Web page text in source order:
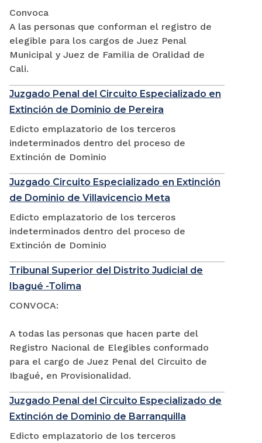
Convoca
A las personas que conforman el registro de
elegible para los cargos de Juez Penal
Municipal y Juez de Familia de Oralidad de
Cali.
Juzgado Penal del Circuito Especializado en
Extinción de Dominio de Pereira
Edicto emplazatorio de los terceros
indeterminados dentro del proceso de
Extinción de Dominio
Juzgado Circuito Especializado en Extinción
de Dominio de Villavicencio Meta
Edicto emplazatorio de los terceros
indeterminados dentro del proceso de
Extinción de Dominio
Tribunal Superior del Distrito Judicial de
Ibagué -Tolima
CONVOCA:
A todas las personas que hacen parte del
Registro Nacional de Elegibles conformado
para el cargo de Juez Penal del Circuito de
Ibagué, en Provisionalidad.
Juzgado Penal del Circuito Especializado de
Extinción de Dominio de Barranquilla
Edicto emplazatorio de los terceros